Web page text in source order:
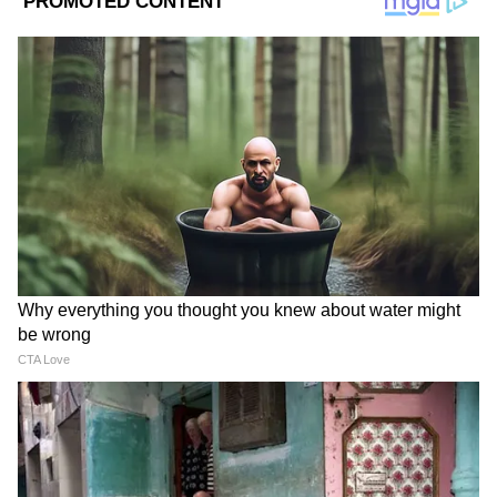
এই বিতর্ক এখন আর শুধু প্রযুক্তি নিয়ে সীমাবদ্ধ
নেই। বরং সম্পদ, স্থায়িত্ব এবং দীর্ঘমেয়াদী
পরিবেশগত খরচ নিয়েও আলোচনা বাড়ছে।
ইউনাইটেড নেশনস ইউনিভার্সিটির একটি গবেষণা
অনুসারে, আর্টিফিশিয়াল ইন্টেলিজেন্সের দ্রুত বৃদ্ধি
কার্বন নিঃসরণের বাইরেও পরিবেশগত চ্যালেঞ্জ
তৈরি করছে। বিশেষজ্ঞরা সতর্ক করছেন যে, এই
প্রযুক্তির ক্রমবর্ধমান পরিকাঠামো বিদ্যুৎ, জল এবং
জমির মতো অপরিহার্য প্রাকৃতিক সম্পদের উপর
চাপ বাড়াতে পারে।
এই বৃদ্ধির কেন্দ্রে রয়েছে ডেটা সেন্টার, যা AI
সিস্টেমকে শক্তি জোগায়। রিপোর্ট অনুযায়ী, ২০৩০
সালের মধ্যে বিশ্বব্যাপী ডেটা সেন্টারের বিদ্যুতের